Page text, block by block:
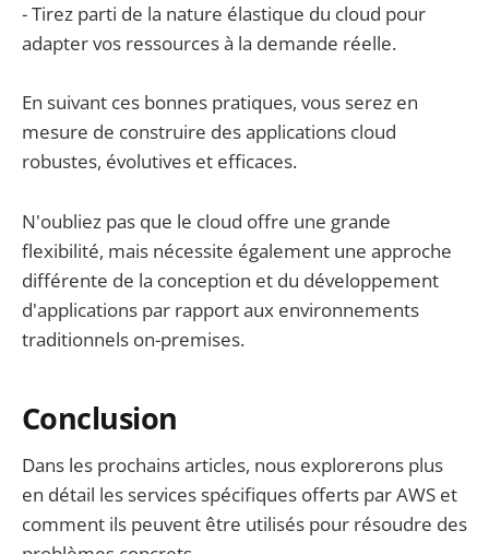
- Tirez parti de la nature élastique du cloud pour
adapter vos ressources à la demande réelle.
En suivant ces bonnes pratiques, vous serez en
mesure de construire des applications cloud
robustes, évolutives et efficaces.
N'oubliez pas que le cloud offre une grande
flexibilité, mais nécessite également une approche
différente de la conception et du développement
d'applications par rapport aux environnements
traditionnels on-premises.
Conclusion
Dans les prochains articles, nous explorerons plus
en détail les services spécifiques offerts par AWS et
comment ils peuvent être utilisés pour résoudre des